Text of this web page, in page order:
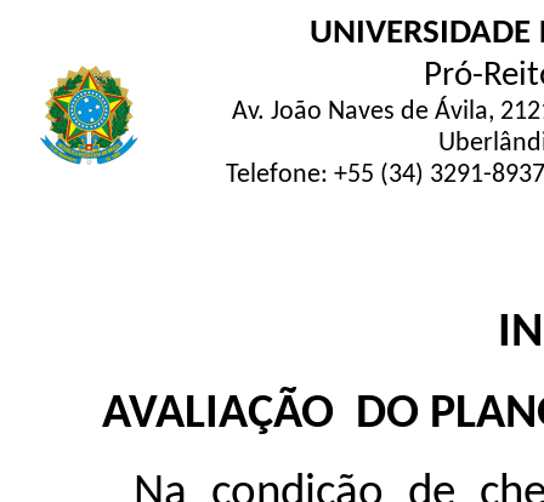
UNIVERSIDADE
Pró-
Av. João Naves de Ávila,
Telefone: +55 (34) 3291-
AVALIAÇÃO DO